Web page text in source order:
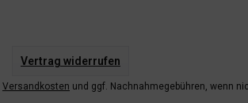
Vertrag widerrufen
Versandkosten und ggf. Nachnahmegebühren, wenn